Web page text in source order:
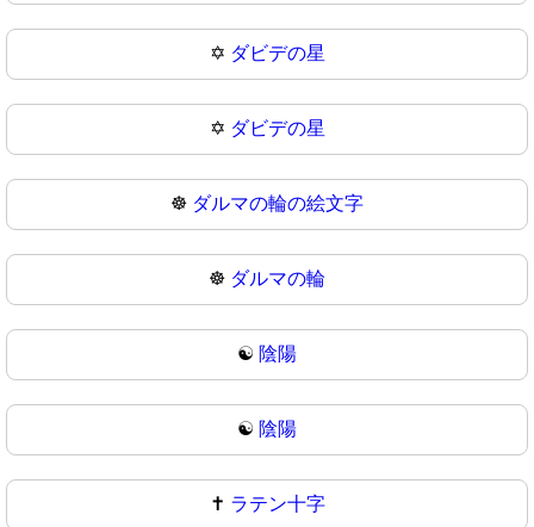
✡️ ダビデの星
✡ ダビデの星
☸️ ダルマの輪の絵文字
☸ ダルマの輪
☯️ 陰陽
☯ 陰陽
✝️ ラテン十字